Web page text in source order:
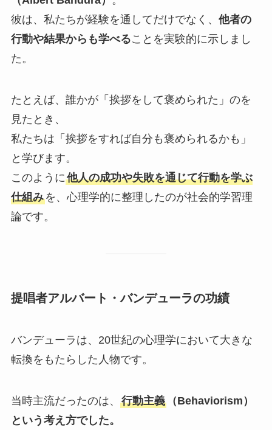
彼は、私たちが経験を通してだけでなく、 他者の
行動や結果からも学べることを実験的に示しまし
た。
たとえば、誰かが「挨拶をして褒められた」のを
見たとき、
私たちは「挨拶をすれば自分も褒められるかも」
と学びます。
このように他人の成功や失敗を通じて行動を学ぶ
仕組みを、心理学的に整理したのが社会的学習理
論です。
提唱者アルバート・バンデューラの功績
バンデューラは、20世紀の心理学において大きな
転換をもたらした人物です。
当時主流だったのは、 行動主義（Behaviorism）
という考え方でした。